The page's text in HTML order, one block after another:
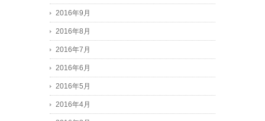
2016年9月
2016年8月
2016年7月
2016年6月
2016年5月
2016年4月